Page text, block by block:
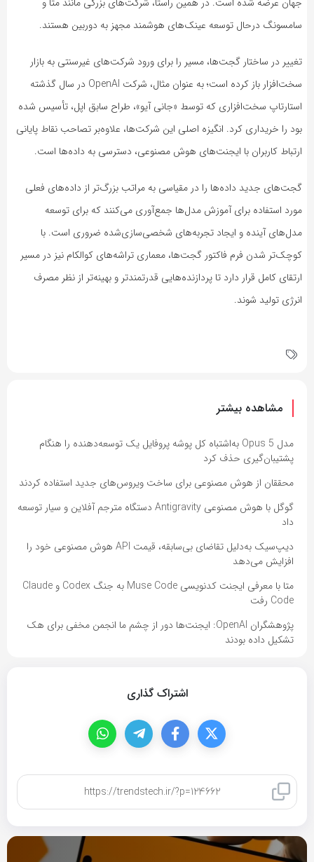
سامسونگ درحال توسعه عینک‌های هوشمند مجهز به دوربین هستند.
تغییر در ساختار گجت‌ها، مسیر را برای ورود شرکت‌های غیرسنتی به بازار
سخت‌افزار باز کرده است؛ به عنوان مثال، شرکت OpenAI در سال گذشته
استارتاپ سخت‌افزاری که توسط «جانی آیو»، طراح سابق اپل، تأسیس شده
بود را خریداری کرد. انگیزه اصلی این شرکت‌ها، علاوه‌بر تصاحب نقاط پایانی
ارتباط کاربران با ایجنت‌های هوش مصنوعی، دسترسی به داده‌ها است.
گجت‌های جدید داده‌ها را در مقیاسی به مراتب بزرگ‌تر از داده‌های فعلی
مورد استفاده برای آموزش مدل‌ها جمع‌آوری می‌کنند که برای توسعه
مدل‌های آینده و ایجاد تجربه‌های شخصی‌سازی‌شده ضروری است. با
کوچک‌تر شدن فرم فاکتور گجت‌ها، معماری تراشه‌های کوالکام نیز در مسیر
ارتقای کامل قرار دارد تا پردازنده‌هایی قدرتمندتر و بهینه‌تر از نظر مصرف
انرژی تولید شوند.
مشاهده بیشتر
مدل Opus 5 به‌اشتباه کل پوشه پروفایل یک توسعه‌دهنده را هنگام
پشتیبان‌گیری حذف کرد
محققان از هوش مصنوعی برای ساخت ویروس‌های جدید استفاده کردند
گوگل با هوش مصنوعی Antigravity دستگاه مترجم آفلاین و سیار توسعه
داد
دیپ‌سیک به‌دلیل تقاضای بی‌سابقه، قیمت API هوش مصنوعی خود را
افزایش می‌دهد
متا با معرفی ایجنت کدنویسی Muse Code به جنگ Codex و Claude
Code رفت
پژوهشگران OpenAI: ایجنت‌ها دور از چشم ما انجمن مخفی برای هک
تشکیل داده بودند
اشتراک گذاری